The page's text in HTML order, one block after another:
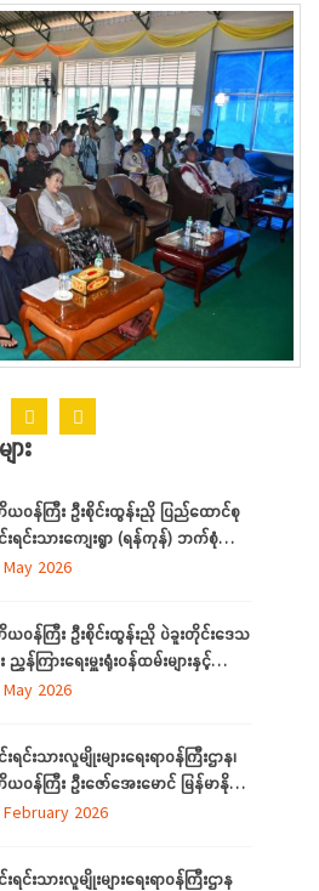
း
ဝန်ကြီး ဦးစိုင်းထွန်းညို ပြည်ထောင်စု
ရင်းသားကျေးရွာ (ရန်ကုန်) ဘက်စုံ
မြှင့်တင်ရေး ကြည့်ရှုစစ်ဆေး
2026
ဝန်ကြီး ဦးစိုင်းထွန်းညို ပဲခူးတိုင်းဒေသ
ညွှန်ကြားရေးမှူးရုံးဝန်ထမ်းများနှင့်
ဆုံ
2026
ရင်းသားလူမျိုးများရေးရာဝန်ကြီးဌာန၊
ဝန်ကြီး ဦးဇော်အေးမောင် မြန်မာနိုင်ငံ
အလံအကြောင်း သိကောင်းစရာ
February 2026
ရင်းသားလူမျိုးများရေးရာဝန်ကြီးဌာန